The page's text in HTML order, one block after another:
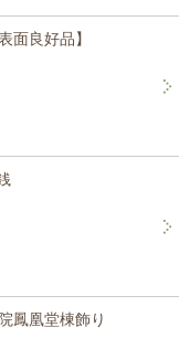
面良好品】
鳳凰堂棟飾り